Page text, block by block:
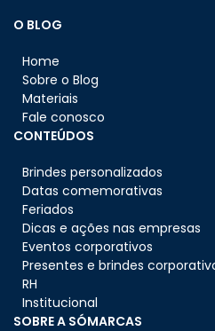
O BLOG
Home
Sobre o Blog
Materiais
Fale conosco
CONTEÚDOS
Brindes personalizados
Datas comemorativas
Feriados
Dicas e ações nas empresas
Eventos corporativos
Presentes e brindes
RH
Institucional
SOBRE A SÓMARCAS